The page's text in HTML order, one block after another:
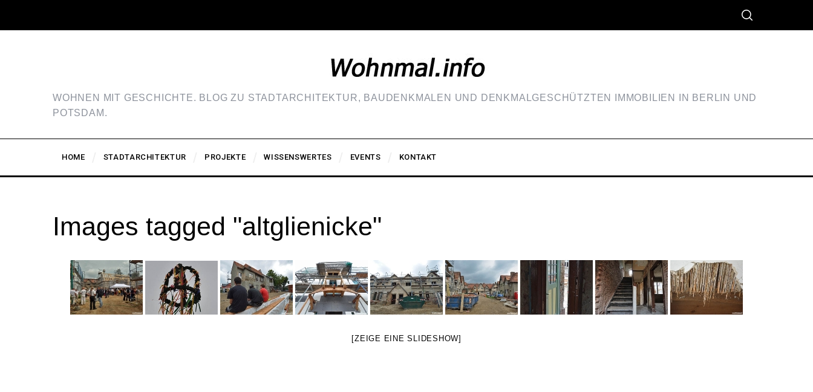
WOHNEN MIT GESCHICHTE. BLOG ZU STADTARCHITEKTUR, BAUDENKMALEN UND DENKMALGESCHÜTZTEN IMMOBILIEN IN BERLIN UND
POTSDAM.
HOME STADTARCHITEKTUR PROJEKTE WISSENSWERTES EVENTS KONTAKT
Images tagged "altglienicke"
[ZEIGE EINE SLIDESHOW]